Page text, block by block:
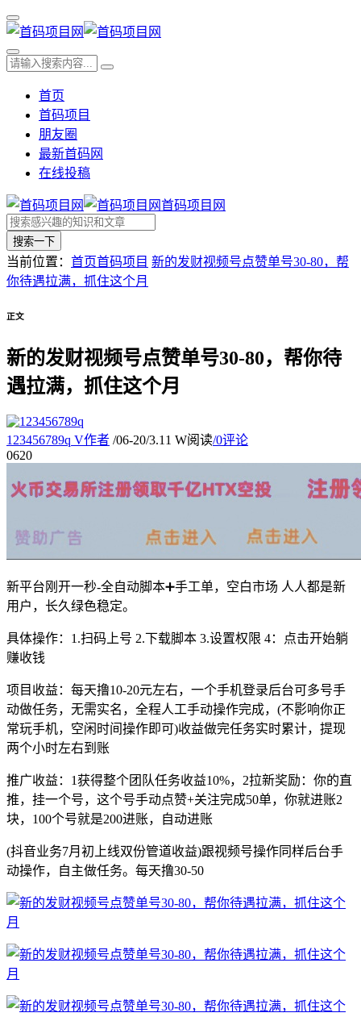
首页
首码项目
朋友圈
最新首码网
在线投稿
首码项目网
搜索一下
当前位置： 首页首码项目 新的发财视频号点赞单号30-80，帮
你待遇拉满，抓住这个月
正文
新的发财视频号点赞单号30-80，帮你待
遇拉满，抓住这个月
123456789q V作者 /06-20/3.11 W阅读/0评论
0620
新平台刚开一秒-全自动脚本➕手工单，空白市场 人人都是新
用户，长久绿色稳定。
具体操作：1.扫码上号 2.下载脚本 3.设置权限 4：点击开始躺
赚收钱
项目收益：每天撸10-20元左右，一个手机登录后台可多号手
动做任务，无需实名，全程人工手动操作完成，(不影响你正
常玩手机，空闲时间操作即可)收益做完任务实时累计，提现
两个小时左右到账
推广收益：1获得整个团队任务收益10%，2拉新奖励：你的直
推，挂一个号，这个号手动点赞+关注完成50单，你就进账2
块，100个号就是200进账，自动进账
(抖音业务7月初上线双份管道收益)跟视频号操作同样后台手
动操作，自主做任务。每天撸30-50